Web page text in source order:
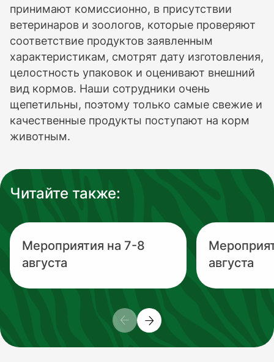
принимают комиссионно, в присутствии
ветеринаров и зоологов, которые проверяют
соответствие продуктов заявленным
характеристикам, смотрят дату изготовления,
целостность упаковок и оценивают внешний
вид кормов. Наши сотрудники очень
щепетильны, поэтому только самые свежие и
качественные продукты поступают на корм
животным.
Читайте также:
Мероприятия на 7-8
августа
августа